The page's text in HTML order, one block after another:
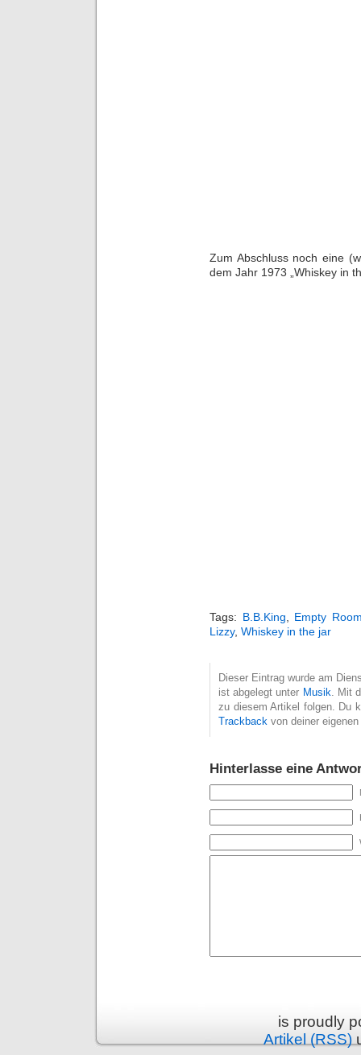
Zum Abschluss noch eine
dem Jahr 1973 „Whiskey in
Tags: B.B.King
Empty
Lizzy, Whiskey in the jar
Dieser Eintrag wurde am
ist abgelegt unter Musik. Mit
zu diesem Artikel folgen. Du
Trackback von deiner
Hinterlasse eine
is proudly
Artikel (RSS)